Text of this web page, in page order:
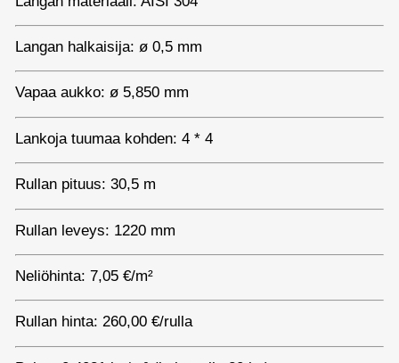
Langan halkaisija: ø 0,5 mm
Vapaa aukko: ø 5,850 mm
Lankoja tuumaa kohden: 4 * 4
Rullan pituus: 30,5 m
Rullan leveys: 1220 mm
Neliöhinta: 7,05 €/m²
Rullan hinta: 260,00 €/rulla